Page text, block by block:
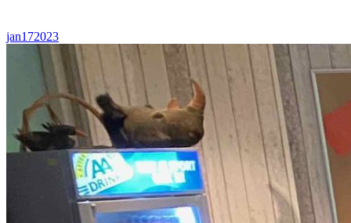
jan172023